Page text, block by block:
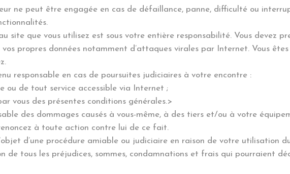
ne peut être engagée en cas de défaillance, panne, difficulté ou
site que vous utilisez est sous votre entière responsabilité. Vous devez
propres données notamment d’attaques virales par Internet. Vous
responsable en cas de poursuites judiciaires à votre encontre :
ou de tout service accessible via Internet ;
vous des présentes conditions générales.>
des dommages causés à vous-même, à des tiers et/ou à votre
à toute action contre lui de ce fait.
d’une procédure amiable ou judiciaire en raison de votre utilisation
de tous les préjudices, sommes, condamnations et frais qui pourraient